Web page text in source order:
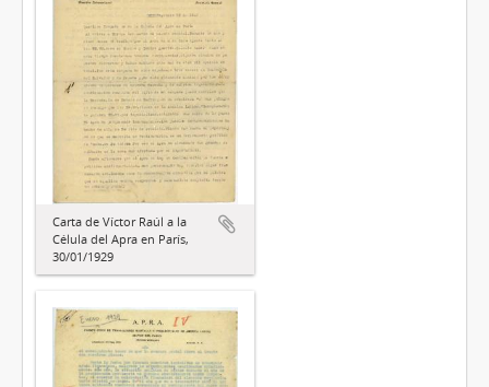
Carta de Víctor Raúl a la
Célula del Apra en París,
30/01/1929